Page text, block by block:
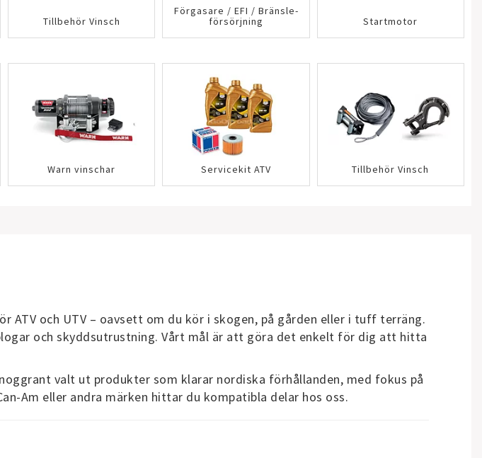
Tillbehör Vinsch
Förgasare / EFI / B­r­ä­n­s­l­e­
f­ö­r­s­ö­r­j­n­i­n­g
Startmotor
Warn vinschar Servicekit ATV Tillbehör Vinsch
och UTV – oavsett om du kör i skogen, på gården eller i tuff terräng.
och skyddsutrustning. Vårt mål är att göra det enkelt för dig att hitta
valt ut produkter som klarar nordiska förhållanden, med fokus på
Am eller andra märken hittar du kompatibla delar hos oss.